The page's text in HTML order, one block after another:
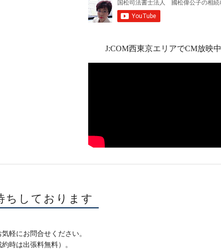
J:COM西東京エリアでCM放映中
ちしております
軽にお問合せください。
時は出張料無料）。